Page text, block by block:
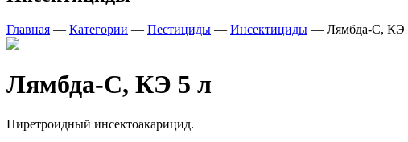
Главная — Категории — Пестициды — Инсектициды — Лямбда-С, КЭ
Лямбда-С, КЭ 5 л
Пиретроидный инсектоакарицид.